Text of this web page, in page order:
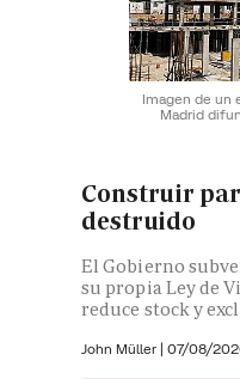
Imagen de un
Madrid
Construir
destruido
El Gobierno
su propia Ley de
reduce stock y
John Müller | 07/08/